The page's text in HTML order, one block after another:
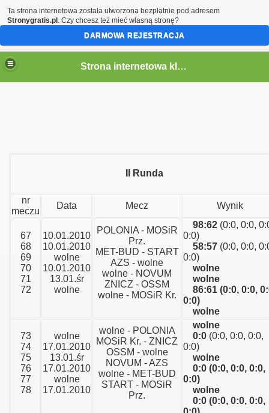
Strona internetowa klubu MOSiR Przeworsk
II Runda
nr
meczu
Data Mecz Wynik
67
68
69
70
71
72
10.01.2010
10.01.2010
wolne
10.01.2010
13.01.śr
wolne
POLONIA - MOSiR
Prz.
MET-BUD - START
AZS - wolne
wolne - NOVUM
ZNICZ - OSSM
wolne - MOSiR Kr.
98:62 (0:0, 0:0,
0:0)
58:57 (0:0, 0:0,
0:0)
wolne
wolne
86:61 (0:0, 0:0,
0:0)
wolne
73
74
75
76
77
78
wolne
17.01.2010
13.01.śr
17.01.2010
wolne
17.01.2010
wolne - POLONIA
MOSiR Kr. - ZNICZ
OSSM - wolne
NOVUM - AZS
wolne - MET-BUD
START - MOSiR
Prz.
wolne
0:0 (0:0, 0:0, 0:0,
0:0)
wolne
0:0 (0:0, 0:0, 0:0,
0:0)
wolne
0:0 (0:0, 0:0, 0:0,
Ta strona internetowa została utworzona bezpłatnie pod adresem
Stronygratis.pl . Czy chcesz też mieć własną stronę?
DARMOWA REJESTRACJA